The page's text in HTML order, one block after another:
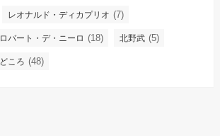
レオナルド・ディカプリオ (7)
ロバート・デ・ニーロ (18) 北野武 (5)
ころ (48)